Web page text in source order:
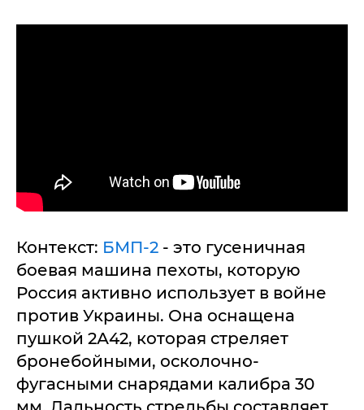
Контекст: БМП-2 - это гусеничная
боевая машина пехоты, которую
Россия активно использует в войне
против Украины. Она оснащена
пушкой 2А42, которая стреляет
бронебойными, осколочно-
фугасными снарядами калибра 30